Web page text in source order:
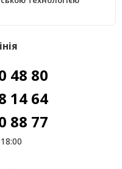
48 80
14 64
88 77